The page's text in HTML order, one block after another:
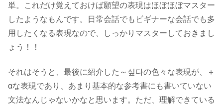
単。これだけ覚えておけば願望の表現はほぼほぼマスター
したようなもんです。日常会話でもビギナーな会話でも多
用したくなる表現なので、しっかりマスターしておきまし
ょう！！
それはそうと、最後に紹介した～싶다の色々な表現が、＋
αな表現であり、あまり基本的な参考書にも書いていない
文法なんじゃないかなと思います。ただ、理解できている